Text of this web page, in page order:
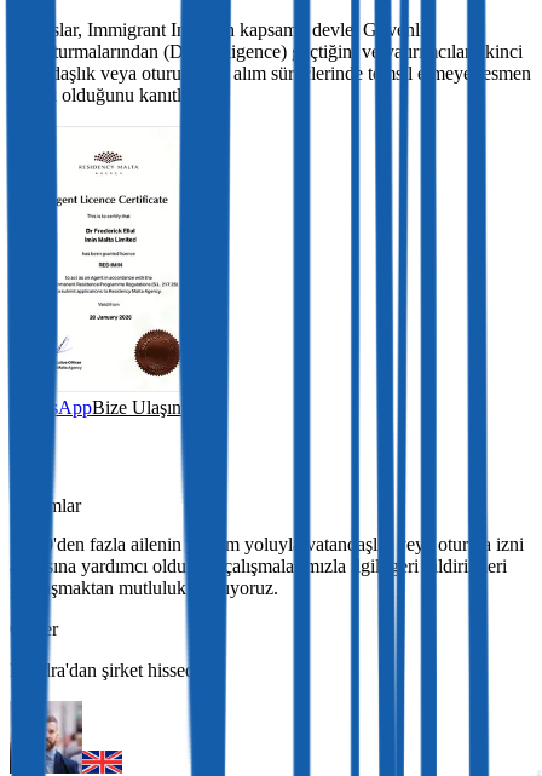
Lisanslar, Immigrant Invest'in kapsamlı devlet Güvenlik
Soruşturmalarından (Due Diligence) geçtiğini ve yatırımcıları ikinci
vatandaşlık veya oturum izni alım süreçlerinde temsil etmeye resmen
yetkili olduğunu kanıtlar.
WhatsAppBize Ulaşın
Yorumlar
1.000'den fazla ailenin yatırım yoluyla vatandaşlık veya oturma izni
almasına yardımcı olduk ve çalışmalarımızla ilgili geri bildirimleri
paylaşmaktan mutluluk duyuyoruz.
Oliver
Londra'dan şirket hissedarı